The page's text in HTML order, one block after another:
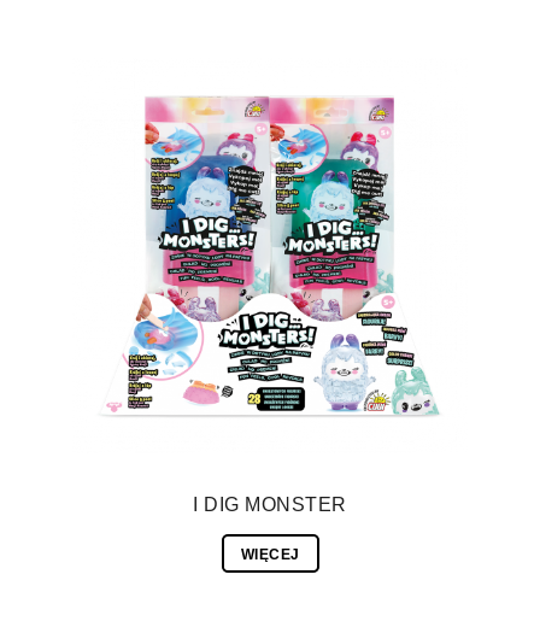
I DIG MONSTER
WIĘCEJ